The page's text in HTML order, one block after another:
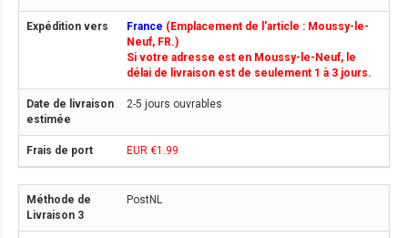
France (Emplacement de l'article : Moussy-le-
Neuf, FR.)
Si votre adresse est en Moussy-le-Neuf, le
délai de livraison est de seulement 1 à 3 jours.
2-5 jours ouvrables
EUR €1.99
PostNL